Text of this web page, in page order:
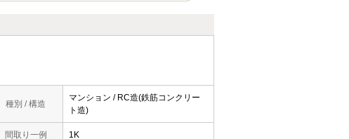
種別 / 構造
マンション / RC造(鉄筋コンクリー
ト造)
間取り一例 1K